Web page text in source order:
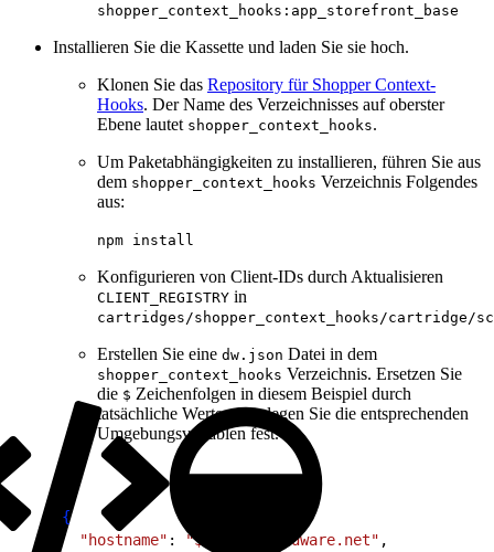
shopper_context_hooks:app_storefront_base
Installieren Sie die Kassette und laden Sie sie hoch.
Klonen Sie das Repository für Shopper Context-
Hooks. Der Name des Verzeichnisses auf oberster
Ebene lautet shopper_context_hooks.
Um Paketabhängigkeiten zu installieren, führen Sie aus
dem shopper_context_hooks Verzeichnis Folgendes
aus:
npm install
Konfigurieren von Client-IDs durch Aktualisieren
CLIENT_REGISTRY in
cartridges/shopper_context_hooks/
Erstellen Sie eine dw.json Datei in dem
shopper_context_hooks Verzeichnis. Ersetzen Sie
die $ Zeichenfolgen in diesem Beispiel durch
tatsächliche Werte, oder legen Sie die entsprechenden
Umgebungsvariablen fest.
{
  "hostname"
: "$HOST.demandware.net" ,